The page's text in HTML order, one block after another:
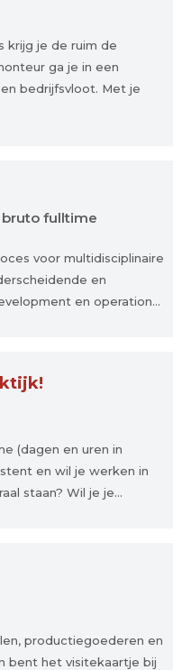
krijg je de ruim de
ga je in een
bedrijfsvloot. Met je
fulltime
voor multidisciplinaire
en
en operation...
(dagen en uren in
en wil je werken in
staan? Wil je je...
productiegoederen en
bent het visitekaartje bij